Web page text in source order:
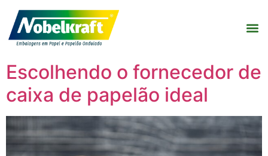
Escolhendo o fornecedor de
caixa de papelão ideal